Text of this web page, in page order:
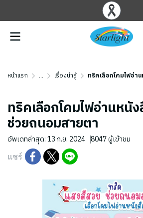
หน้าแรก ... เรื่องน่ารู้ ทริคเลือกโคมไฟอ่านหนั
ทริคเลือกโคมไฟอ่านหนั
ช่วยถนอมสายตา ️
อัพเดทล่าสุด: 13 ก.ย. 2024 8047 ผู้เข้าชม
แชร์